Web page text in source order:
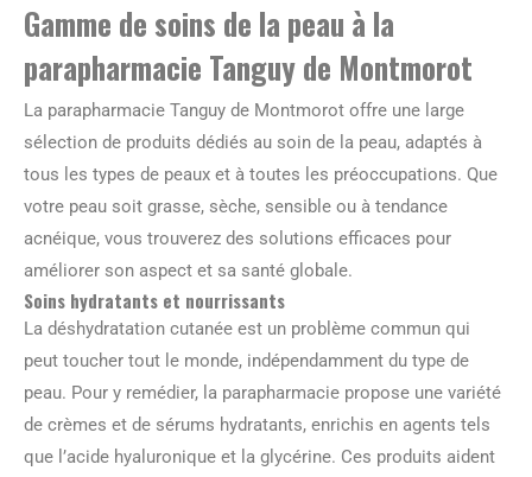
Gamme de soins de la peau à la
parapharmacie Tanguy de Montmorot
La parapharmacie Tanguy de Montmorot offre une large
sélection de produits dédiés au soin de la peau, adaptés à
tous les types de peaux et à toutes les préoccupations. Que
votre peau soit grasse, sèche, sensible ou à tendance
acnéique, vous trouverez des solutions efficaces pour
améliorer son aspect et sa santé globale.
Soins hydratants et nourrissants
La déshydratation cutanée est un problème commun qui
peut toucher tout le monde, indépendamment du type de
peau. Pour y remédier, la parapharmacie propose une variété
de crèmes et de sérums hydratants, enrichis en agents tels
que l’acide hyaluronique et la glycérine. Ces produits aident